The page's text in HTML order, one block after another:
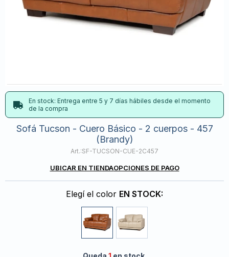
En stock: Entrega entre 5 y 7 días hábiles desde el momento
de la compra
Sofá Tucson - Cuero Básico - 2 cuerpos - 457
(Brandy)
SF-TUCSON-CUE-2C457
UBICAR EN TIENDAOPCIONES DE PAGO
Elegí el color EN STOCK: